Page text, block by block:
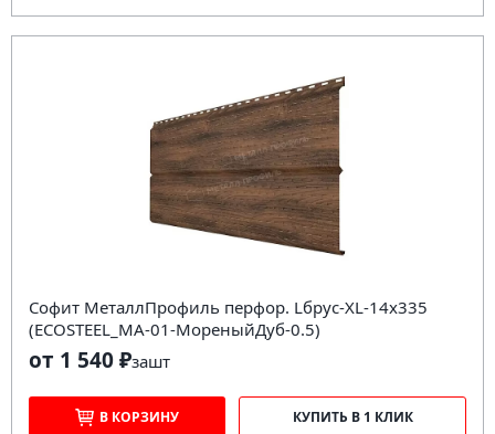
Софит МеталлПрофиль перфор. Lбрус-XL-14х335
(ECOSTEEL_MA-01-МореныйДуб-0.5)
от 1 540 ₽зашт
В КОРЗИНУ КУПИТЬ В 1 КЛИК